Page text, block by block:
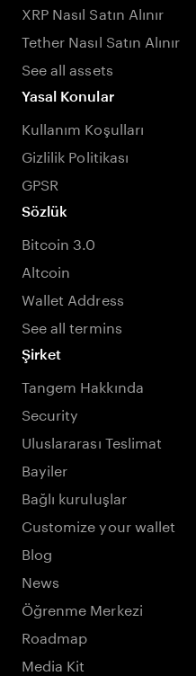
XRP Nasıl Satın Alınır
Tether Nasıl Satın Alınır
See all assets
Yasal Konular
Kullanım Koşulları
Gizlilik Politikası
GPSR
Sözlük
Bitcoin 3.0
Altcoin
Wallet Address
See all termins
Şirket
Tangem Hakkında
Security
Uluslararası Teslimat
Bayiler
Bağlı kuruluşlar
Customize your wallet
Blog
News
Öğrenme Merkezi
Roadmap
Media Kit